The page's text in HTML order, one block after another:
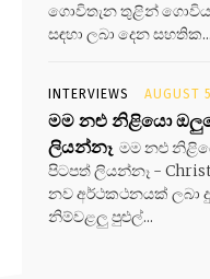
ගොවිතැන තුළින්
සඳහා ලබා දෙන සහතික...
INTERVIEWS AUGUST
මම නළු නිළියො
ලියන්නෑ මම නළු
පිටපත් ලියන්නෑ -
නව අර්ථකථනයක් ලබා
නිම්වළලු පුළුල්...